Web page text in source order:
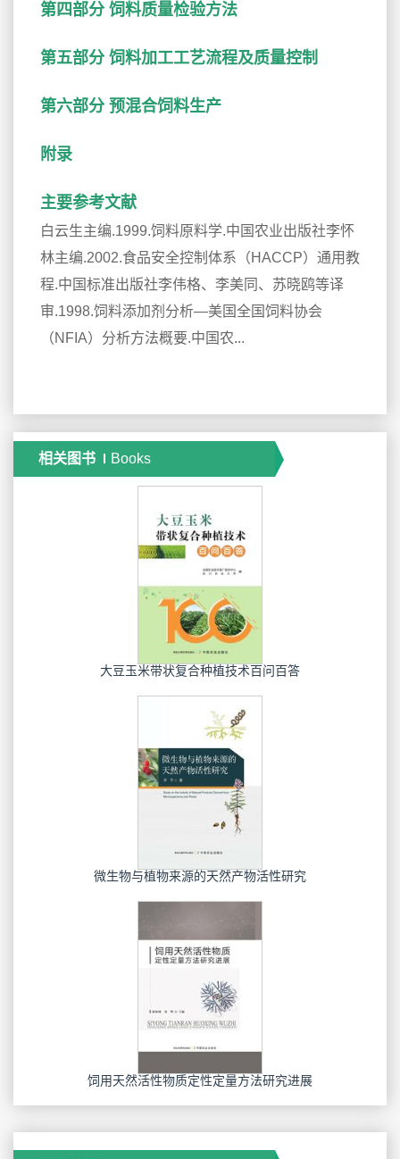
第四部分 饲料质量检验方法
第五部分 饲料加工工艺流程及质量控制
第六部分 预混合饲料生产
附录
主要参考文献
白云生主编.1999.饲料原料学.中国农业出版社李怀
林主编.2002.食品安全控制体系（HACCP）通用教
程.中国标准出版社李伟格、李美同、苏晓鸥等译
审.1998.饲料添加剂分析—美国全国饲料协会
（NFIA）分析方法概要.中国农...
相关图书 Books
大豆玉米带状复合种植技术百问百答
微生物与植物来源的天然产物活性研究
饲用天然活性物质定性定量方法研究进展